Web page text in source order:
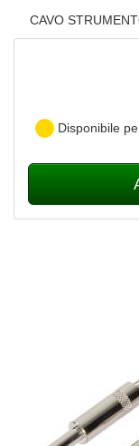
CAVO
Disponibile